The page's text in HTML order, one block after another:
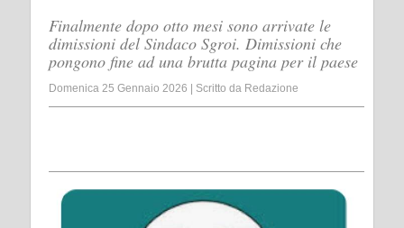
Finalmente dopo otto mesi sono arrivate le
dimissioni del Sindaco Sgroi. Dimissioni che
pongono fine ad una brutta pagina per il paese
Domenica 25 Gennaio 2026 Scritto da Redazione